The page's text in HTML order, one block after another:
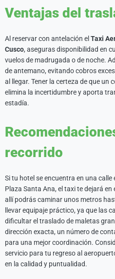
Ventajas del
Al reservar con antelación el Taxi
Cusco, aseguras disponibilidad en
vuelos de madrugada o de noche.
de antemano, evitando cobros
al llegar. Tener la certeza de que
elimina la incertidumbre y aporta
estadía.
recorrido
Si tu hotel se encuentra en una
Plaza Santa Ana, el taxi te dejará
allí podrás caminar unos metros
llevar equipaje práctico, ya que las
dificultar el traslado de maletas
dirección exacta, un número de
para una mejor coordinación.
servicio para tu regreso al
en la calidad y puntualidad.